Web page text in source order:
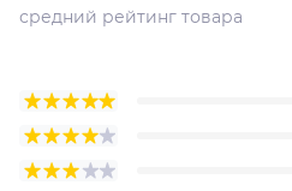
средний рейтинг товара